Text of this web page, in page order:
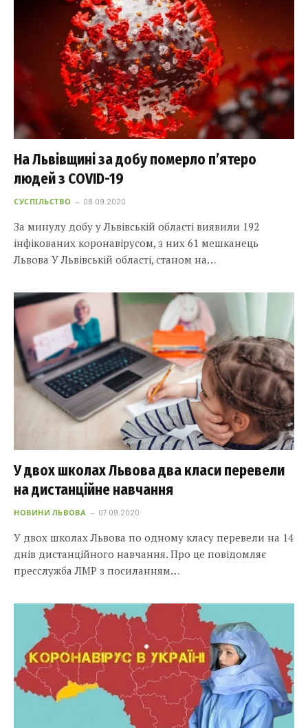
На Львівщині за добу померло п’ятеро
людей з COVID-19
СУСПІЛЬСТВО 08.09.2020
За минулу добу у Львівській області виявили 192
інфікованих коронавірусом, з них 61 мешканець
Львова У Львівській області, станом на…
У двох школах Львова два класи перевели
на дистанційне навчання
НОВИНИ ЛЬВОВА 07.09.2020
У двох школах Львова по одному класу перевели на 14
днів дистанційного навчання. Про це повідомляє
пресслужба ЛМР з посиланням…